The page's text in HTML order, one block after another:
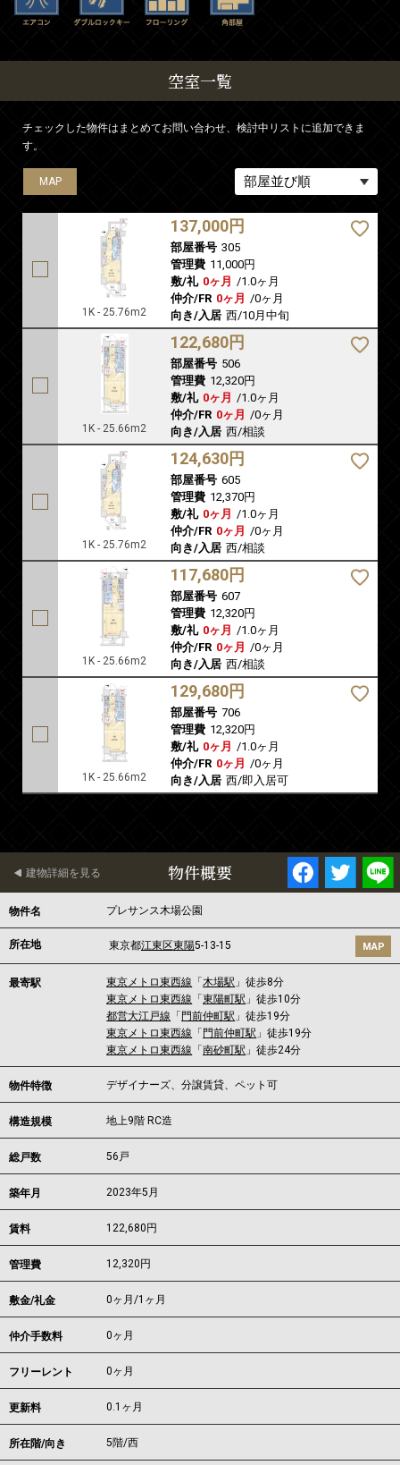
空室一覧
チェックした物件はまとめてお問い合わせ、検討中リストに追加できま
す。
MAP
1K - 25.76m2
137,000円
部屋番号 305
管理費 11,000円
敷/礼 0ヶ月 /1.0ヶ月
仲介/FR 0ヶ月 /0ヶ月
向き/入居 西/10月中旬
MAP
1K - 25.66m2
122,680円
部屋番号 506
管理費 12,320円
敷/礼 0ヶ月 /1.0ヶ月
仲介/FR 0ヶ月 /0ヶ月
向き/入居 西/相談
MAP
1K - 25.76m2
124,630円
部屋番号 605
管理費 12,370円
敷/礼 0ヶ月 /1.0ヶ月
仲介/FR 0ヶ月 /0ヶ月
向き/入居 西/相談
MAP
1K - 25.66m2
117,680円
部屋番号 607
管理費 12,320円
敷/礼 0ヶ月 /1.0ヶ月
仲介/FR 0ヶ月 /0ヶ月
向き/入居 西/相談
MAP
1K - 25.66m2
129,680円
部屋番号 706
管理費 12,320円
敷/礼 0ヶ月 /1.0ヶ月
仲介/FR 0ヶ月 /0ヶ月
向き/入居 西/即入居可
物件概要
建物詳細を見る
物件名 プレサンス木場公園
所在地 東京都江東区東陽5-13-15 MAP
最寄駅 東京メトロ東西線 「木場駅 」徒歩8分
東京メトロ東西線 「東陽町駅 」徒歩10分
都営大江戸線 「 門前仲町駅 」徒歩19分
東京メトロ東西線 「 門前仲町駅 」徒歩19分
東京メトロ東西線 「南砂町駅 」徒歩24分
物件特徴 デザイナーズ、分譲賃貸、ペット可
構造規模 地上9階 RC造
総戸数 56戸
築年月 2023年5月
賃料 122,680 円
管理費 12,320円
敷金/礼金 0ヶ月/1ヶ月
仲介手数料 0ヶ月
フリーレント 0ヶ月
更新料 0.1ヶ月
所在階/向き 5階/西